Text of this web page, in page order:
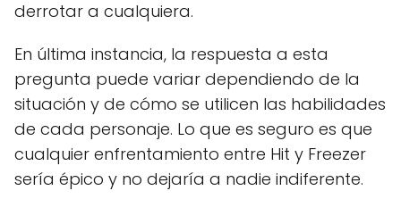
derrotar a cualquiera.
En última instancia, la respuesta a esta
pregunta puede variar dependiendo de la
situación y de cómo se utilicen las habilidades
de cada personaje. Lo que es seguro es que
cualquier enfrentamiento entre Hit y Freezer
sería épico y no dejaría a nadie indiferente.